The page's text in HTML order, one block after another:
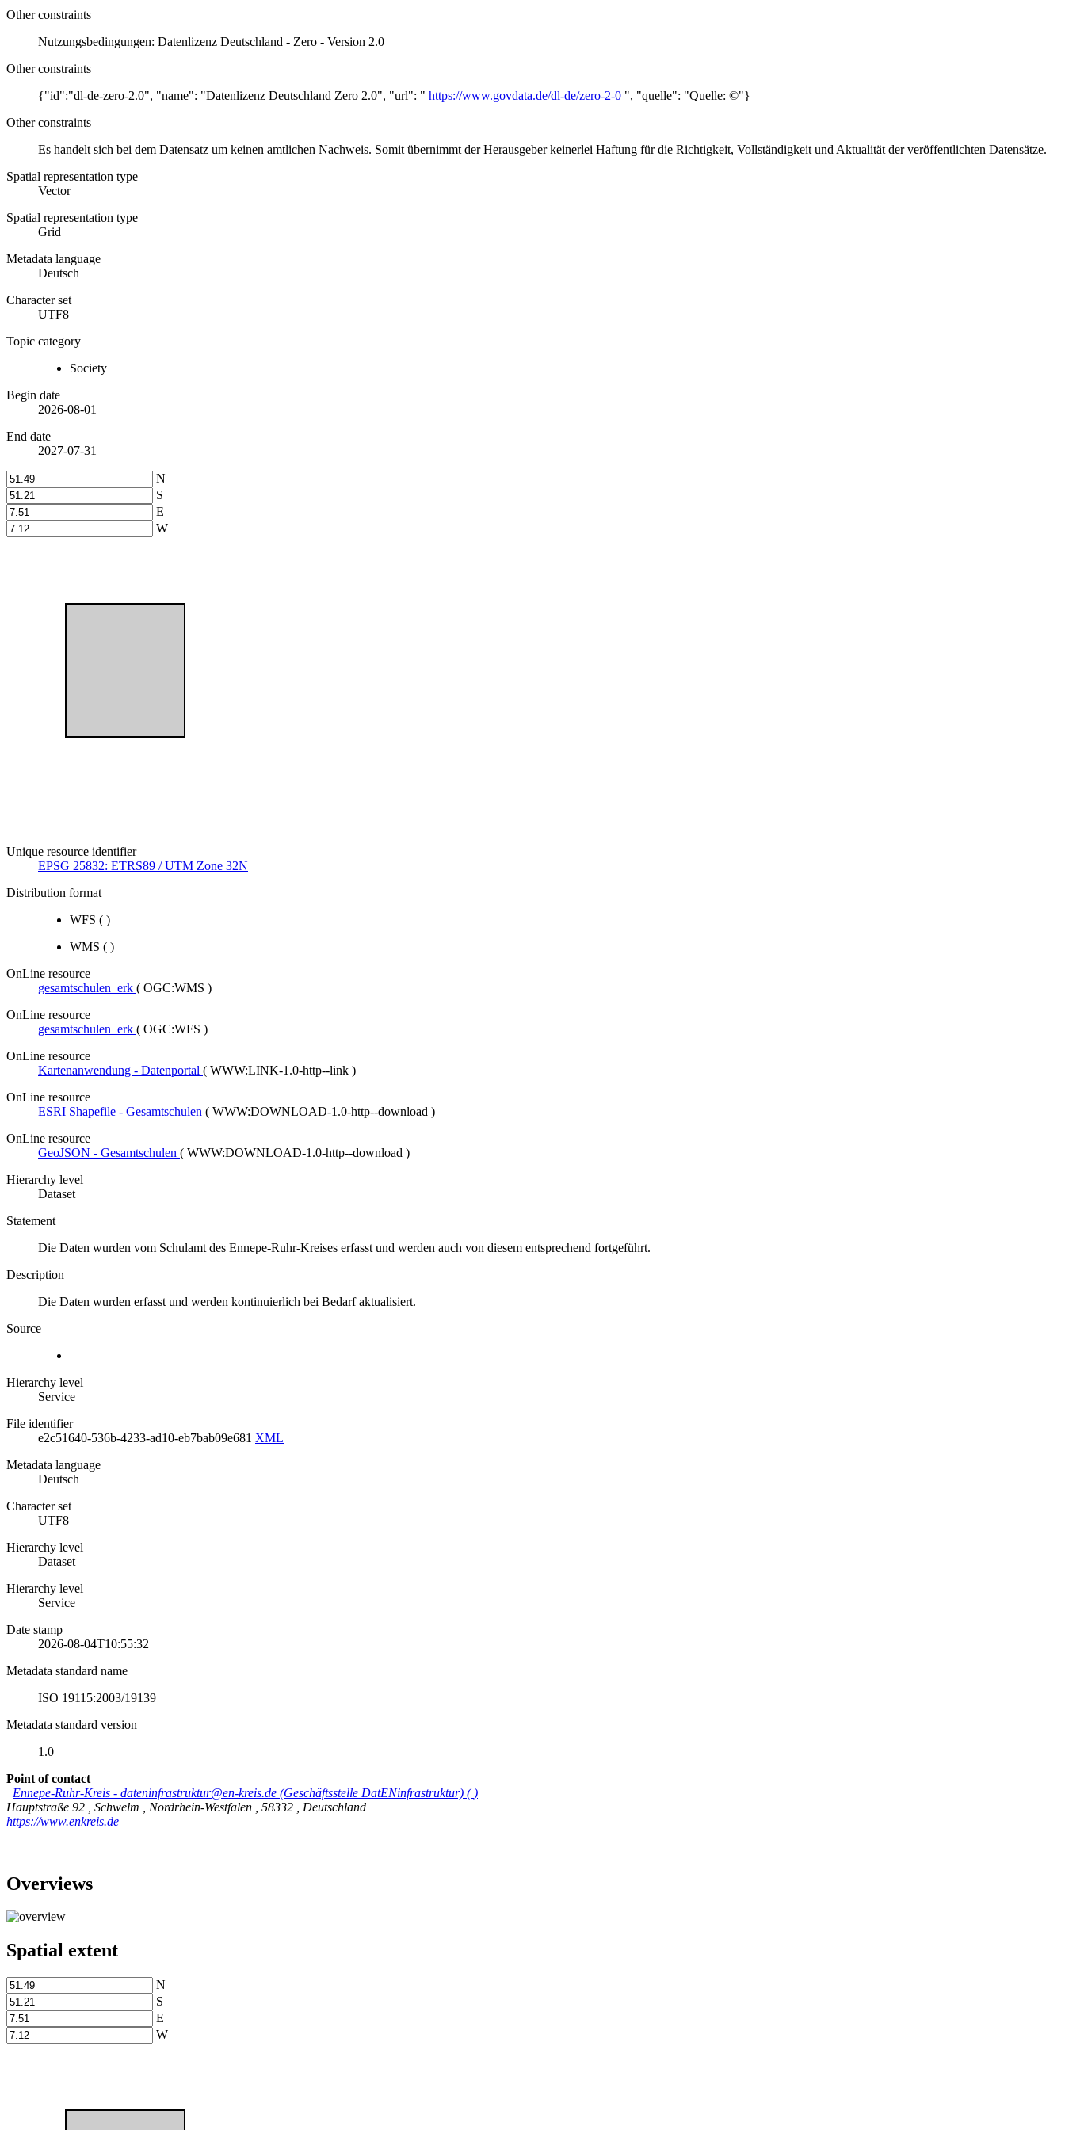
Other constraints
Nutzungsbedingungen: Datenlizenz Deutschland - Zero - Version 2.0
Other constraints
{"id":"dl-de-zero-2.0", "name": "Datenlizenz Deutschland Zero 2.0", "url": " https://www.govdata.de/dl-de/zero-2-0 ", "quelle": "Quelle: ©"}
Other constraints
Es handelt sich bei dem Datensatz um keinen amtlichen Nachweis. Somit übernimmt der Herausgeber keinerlei Haftung für die Richtigkeit, Vollständigkeit und Aktualität der veröffentlichten Datensätze.
Spatial representation type
Vector
Spatial representation type
Grid
Metadata language
Deutsch
Character set
UTF8
Topic category
Society
Begin date
2026-08-01
End date
2027-07-31
N
S
E
W
Unique resource identifier
EPSG 25832: ETRS89 / UTM Zone 32N
Distribution format
WFS ( )
WMS ( )
OnLine resource
gesamtschulen_erk ( OGC:WMS )
OnLine resource
gesamtschulen_erk ( OGC:WFS )
OnLine resource
Kartenanwendung - Datenportal ( WWW:LINK-1.0-http--link )
OnLine resource
ESRI Shapefile - Gesamtschulen ( WWW:DOWNLOAD-1.0-http--download )
OnLine resource
GeoJSON - Gesamtschulen ( WWW:DOWNLOAD-1.0-http--download )
Hierarchy level
Dataset
Statement
Die Daten wurden vom Schulamt des Ennepe-Ruhr-Kreises erfasst und werden auch von diesem entsprechend fortgeführt.
Description
Die Daten wurden erfasst und werden kontinuierlich bei Bedarf aktualisiert.
Source
Hierarchy level
Service
File identifier
e2c51640-536b-4233-ad10-eb7bab09e681 XML
Metadata language
Deutsch
Character set
UTF8
Hierarchy level
Dataset
Hierarchy level
Service
Date stamp
2026-08-04T10:55:32
Metadata standard name
ISO 19115:2003/19139
Metadata standard version
1.0
Point of contact
Ennepe-Ruhr-Kreis - dateninfrastruktur@en-kreis.de (Geschäftsstelle DatENinfrastruktur) ( )
Hauptstraße 92
Schwelm Nordrhein-Westfalen 58332
Deutschland
https://www.enkreis.de
Overviews
Spatial extent
N
S
E
W